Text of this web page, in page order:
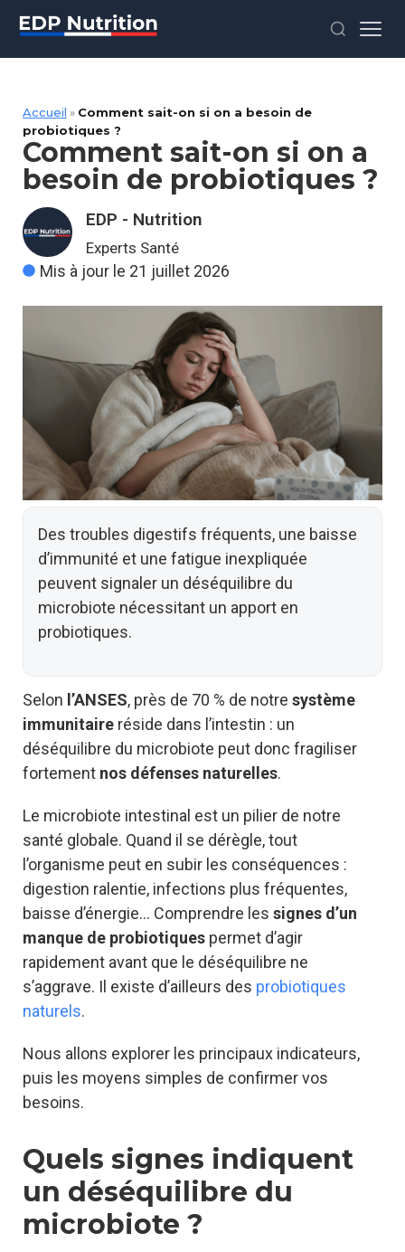
Accueil » Comment sait-on si on a besoin de
probiotiques ?
Comment sait-on si on a
besoin de probiotiques ?
EDP - Nutrition
Experts Santé
Mis à jour le 21 juillet 2026
Des troubles digestifs fréquents, une baisse
d’immunité et une fatigue inexpliquée
peuvent signaler un déséquilibre du
microbiote nécessitant un apport en
probiotiques.
Selon l’ANSES, près de 70 % de notre système
immunitaire réside dans l’intestin : un
déséquilibre du microbiote peut donc fragiliser
fortement nos défenses naturelles.
Le microbiote intestinal est un pilier de notre
santé globale. Quand il se dérègle, tout
l’organisme peut en subir les conséquences :
digestion ralentie, infections plus fréquentes,
baisse d’énergie… Comprendre les signes d’un
manque de probiotiques permet d’agir
rapidement avant que le déséquilibre ne
s’aggrave. Il existe d’ailleurs des probiotiques
naturels.
Nous allons explorer les principaux indicateurs,
puis les moyens simples de confirmer vos
besoins.
Quels signes indiquent
un déséquilibre du
microbiote ?